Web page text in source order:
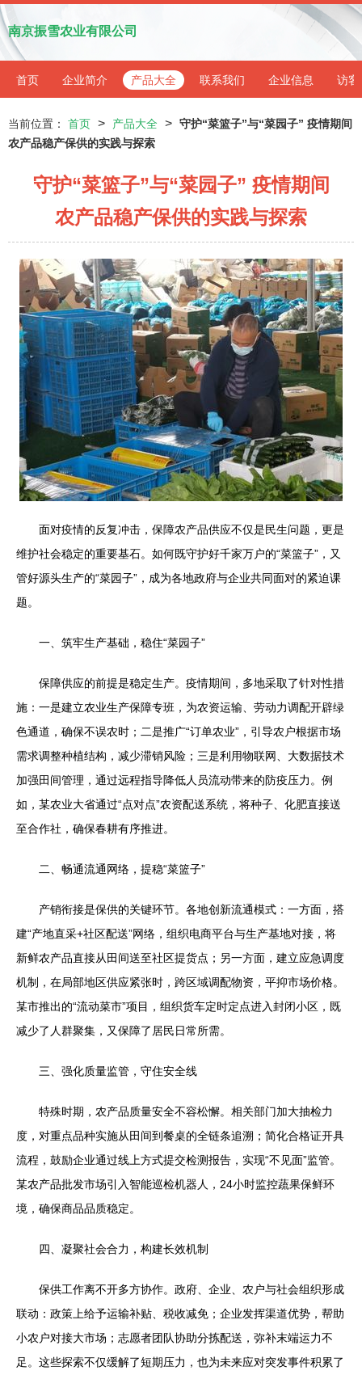
南京振雪农业有限公司
首页 企业简介 产品大全 联系我们 企业信息 访客
当前位置： 首页 > 产品大全 > 守护“菜篮子”与“菜园子” 疫情期间
农产品稳产保供的实践与探索
守护“菜篮子”与“菜园子” 疫情期间
农产品稳产保供的实践与探索
面对疫情的反复冲击，保障农产品供应不仅是民生问题，更是
维护社会稳定的重要基石。如何既守护好千家万户的“菜篮子”，又
管好源头生产的“菜园子”，成为各地政府与企业共同面对的紧迫课
题。
一、筑牢生产基础，稳住“菜园子”
保障供应的前提是稳定生产。疫情期间，多地采取了针对性措
施：一是建立农业生产保障专班，为农资运输、劳动力调配开辟绿
色通道，确保不误农时；二是推广“订单农业”，引导农户根据市场
需求调整种植结构，减少滞销风险；三是利用物联网、大数据技术
加强田间管理，通过远程指导降低人员流动带来的防疫压力。例
如，某农业大省通过“点对点”农资配送系统，将种子、化肥直接送
至合作社，确保春耕有序推进。
二、畅通流通网络，提稳“菜篮子”
产销衔接是保供的关键环节。各地创新流通模式：一方面，搭
建“产地直采+社区配送”网络，组织电商平台与生产基地对接，将
新鲜农产品直接从田间送至社区提货点；另一方面，建立应急调度
机制，在局部地区供应紧张时，跨区域调配物资，平抑市场价格。
某市推出的“流动菜市”项目，组织货车定时定点进入封闭小区，既
减少了人群聚集，又保障了居民日常所需。
三、强化质量监管，守住安全线
特殊时期，农产品质量安全不容松懈。相关部门加大抽检力
度，对重点品种实施从田间到餐桌的全链条追溯；简化合格证开具
流程，鼓励企业通过线上方式提交检测报告，实现“不见面”监管。
某农产品批发市场引入智能巡检机器人，24小时监控蔬果保鲜环
境，确保商品品质稳定。
四、凝聚社会合力，构建长效机制
保供工作离不开多方协作。政府、企业、农户与社会组织形成
联动：政策上给予运输补贴、税收减免；企业发挥渠道优势，帮助
小农户对接大市场；志愿者团队协助分拣配送，弥补末端运力不
足。这些探索不仅缓解了短期压力，也为未来应对突发事件积累了